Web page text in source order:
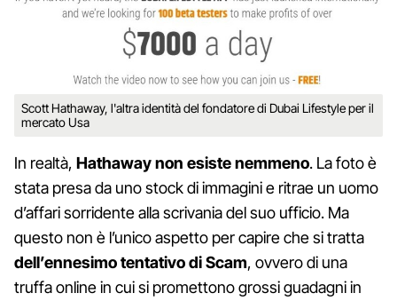
Scott Hathaway, l'altra identità del fondatore di Dubai Lifestyle per il
mercato Usa
In realtà, Hathaway non esiste nemmeno. La foto è
stata presa da uno stock di immagini e ritrae un uomo
d’affari sorridente alla scrivania del suo ufficio. Ma
questo non è l’unico aspetto per capire che si tratta
dell’ennesimo tentativo diScam, ovvero di una
truffa online in cui si promettono grossi guadagni in